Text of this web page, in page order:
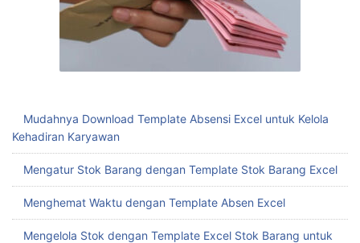
Mudahnya Download Template Absensi Excel untuk Kelola
Kehadiran Karyawan
Mengatur Stok Barang dengan Template Stok Barang Excel
Menghemat Waktu dengan Template Absen Excel
Mengelola Stok dengan Template Excel Stok Barang untuk